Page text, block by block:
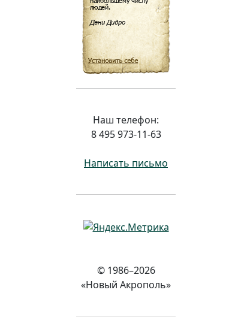
Наш телефон:
8 495 973-11-63
Написать письмо
© 1986–2026
«Новый Акрополь»